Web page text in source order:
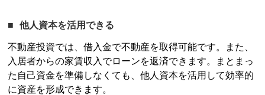
他人資本を活用できる
不動産投資では、借入金で不動産を取得可能です。また、
入居者からの家賃収入でローンを返済できます。まとまっ
た自己資金を準備しなくても、他人資本を活用して効率的
に資産を形成できます。